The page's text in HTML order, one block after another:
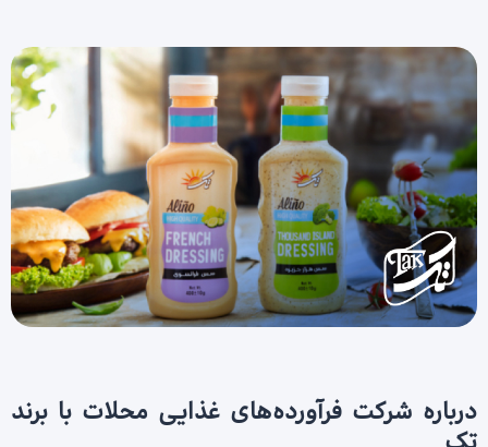
درباره شرکت فرآورده‌های غذایی محلات با برند